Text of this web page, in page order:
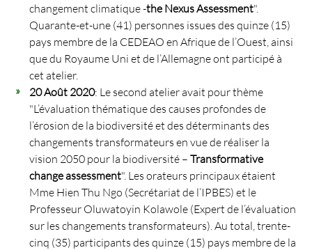
changement climatique -the Nexus Assessment".
Quarante-et-une (41) personnes issues des quinze (15)
pays membre de la CEDEAO en Afrique de l’Ouest, ainsi
que du Royaume Uni et de l’Allemagne ont participé à
cet atelier.
20 Août 2020: Le second atelier avait pour thème
"L’évaluation thématique des causes profondes de
l’érosion de la biodiversité et des déterminants des
changements transformateurs en vue de réaliser la
vision 2050 pour la biodiversité –Transformative
change assessment". Les orateurs principaux étaient
Mme Hien Thu Ngo (Secrétariat de l’IPBES) et le
Professeur Oluwatoyin Kolawole (Expert de l’évaluation
sur les changements transformateurs). Au total, trente-
cinq (35) participants des quinze (15) pays membre de la